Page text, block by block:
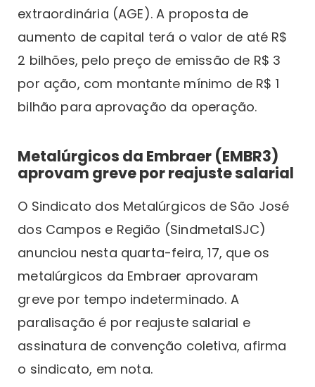
extraordinária (AGE). A proposta de
aumento de capital terá o valor de até R$
2 bilhões, pelo preço de emissão de R$ 3
por ação, com montante mínimo de R$ 1
bilhão para aprovação da operação.
Metalúrgicos da Embraer (EMBR3)
aprovam greve por reajuste salarial
O Sindicato dos Metalúrgicos de São José
dos Campos e Região (SindmetalSJC)
anunciou nesta quarta-feira, 17, que os
metalúrgicos da Embraer aprovaram
greve por tempo indeterminado. A
paralisação é por reajuste salarial e
assinatura de convenção coletiva, afirma
o sindicato, em nota.